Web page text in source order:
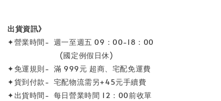
出貨資訊》
✦營業時間- 週一至週五 09：00-18：00
(國定例假日休)
✦免運規則- 滿 999元 超商、宅配免運費
✦貨到付款- 宅配物流需另+45元手續費
✦出貨時間- 每日營業時間 12：00前收單